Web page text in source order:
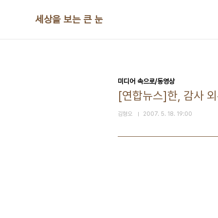
세상을 보는 큰 눈
미디어 속으로/동영상
[연합뉴스]한, 감사
김형오 2007. 5. 18. 19:00